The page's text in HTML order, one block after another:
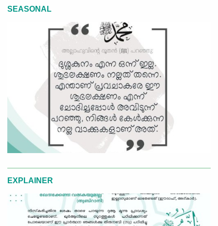
SEASONAL
EXPLAINER